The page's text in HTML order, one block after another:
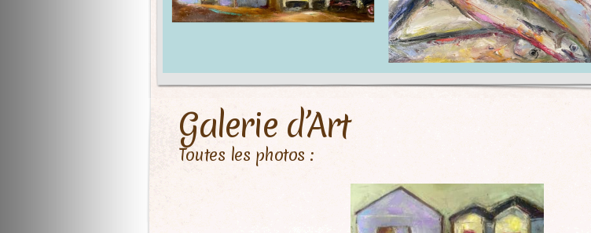
Galerie d’Art
Toutes les photos :